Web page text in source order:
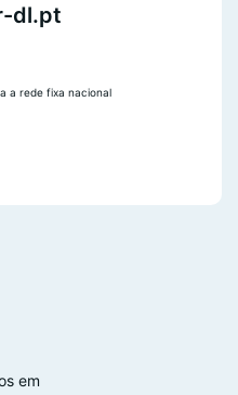
dl.pt
a rede fixa nacional
em